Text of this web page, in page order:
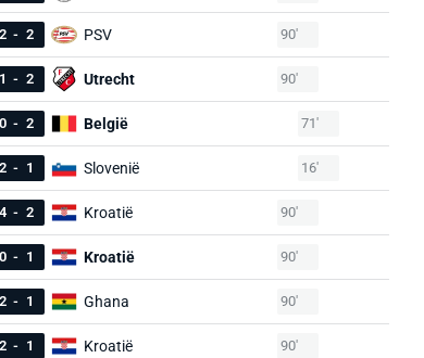
2 - 2 PSV 90'
1 - 2 Utrecht 90'
0 - 2 België 71'
2 - 1 Slovenië 16'
4 - 2 Kroatië 90'
0 - 1 Kroatië 90'
2 - 1 Ghana 90'
2 - 1 Kroatië 90'